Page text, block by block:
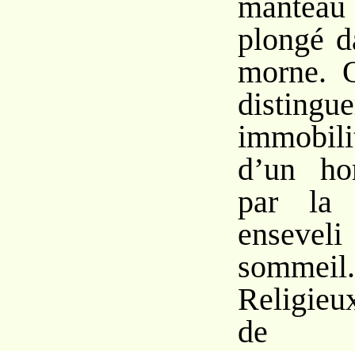
plongé
morne.
d’un
par la
de